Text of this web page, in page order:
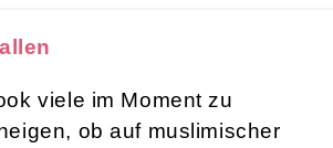
viele im Moment zu
ob auf muslimischer